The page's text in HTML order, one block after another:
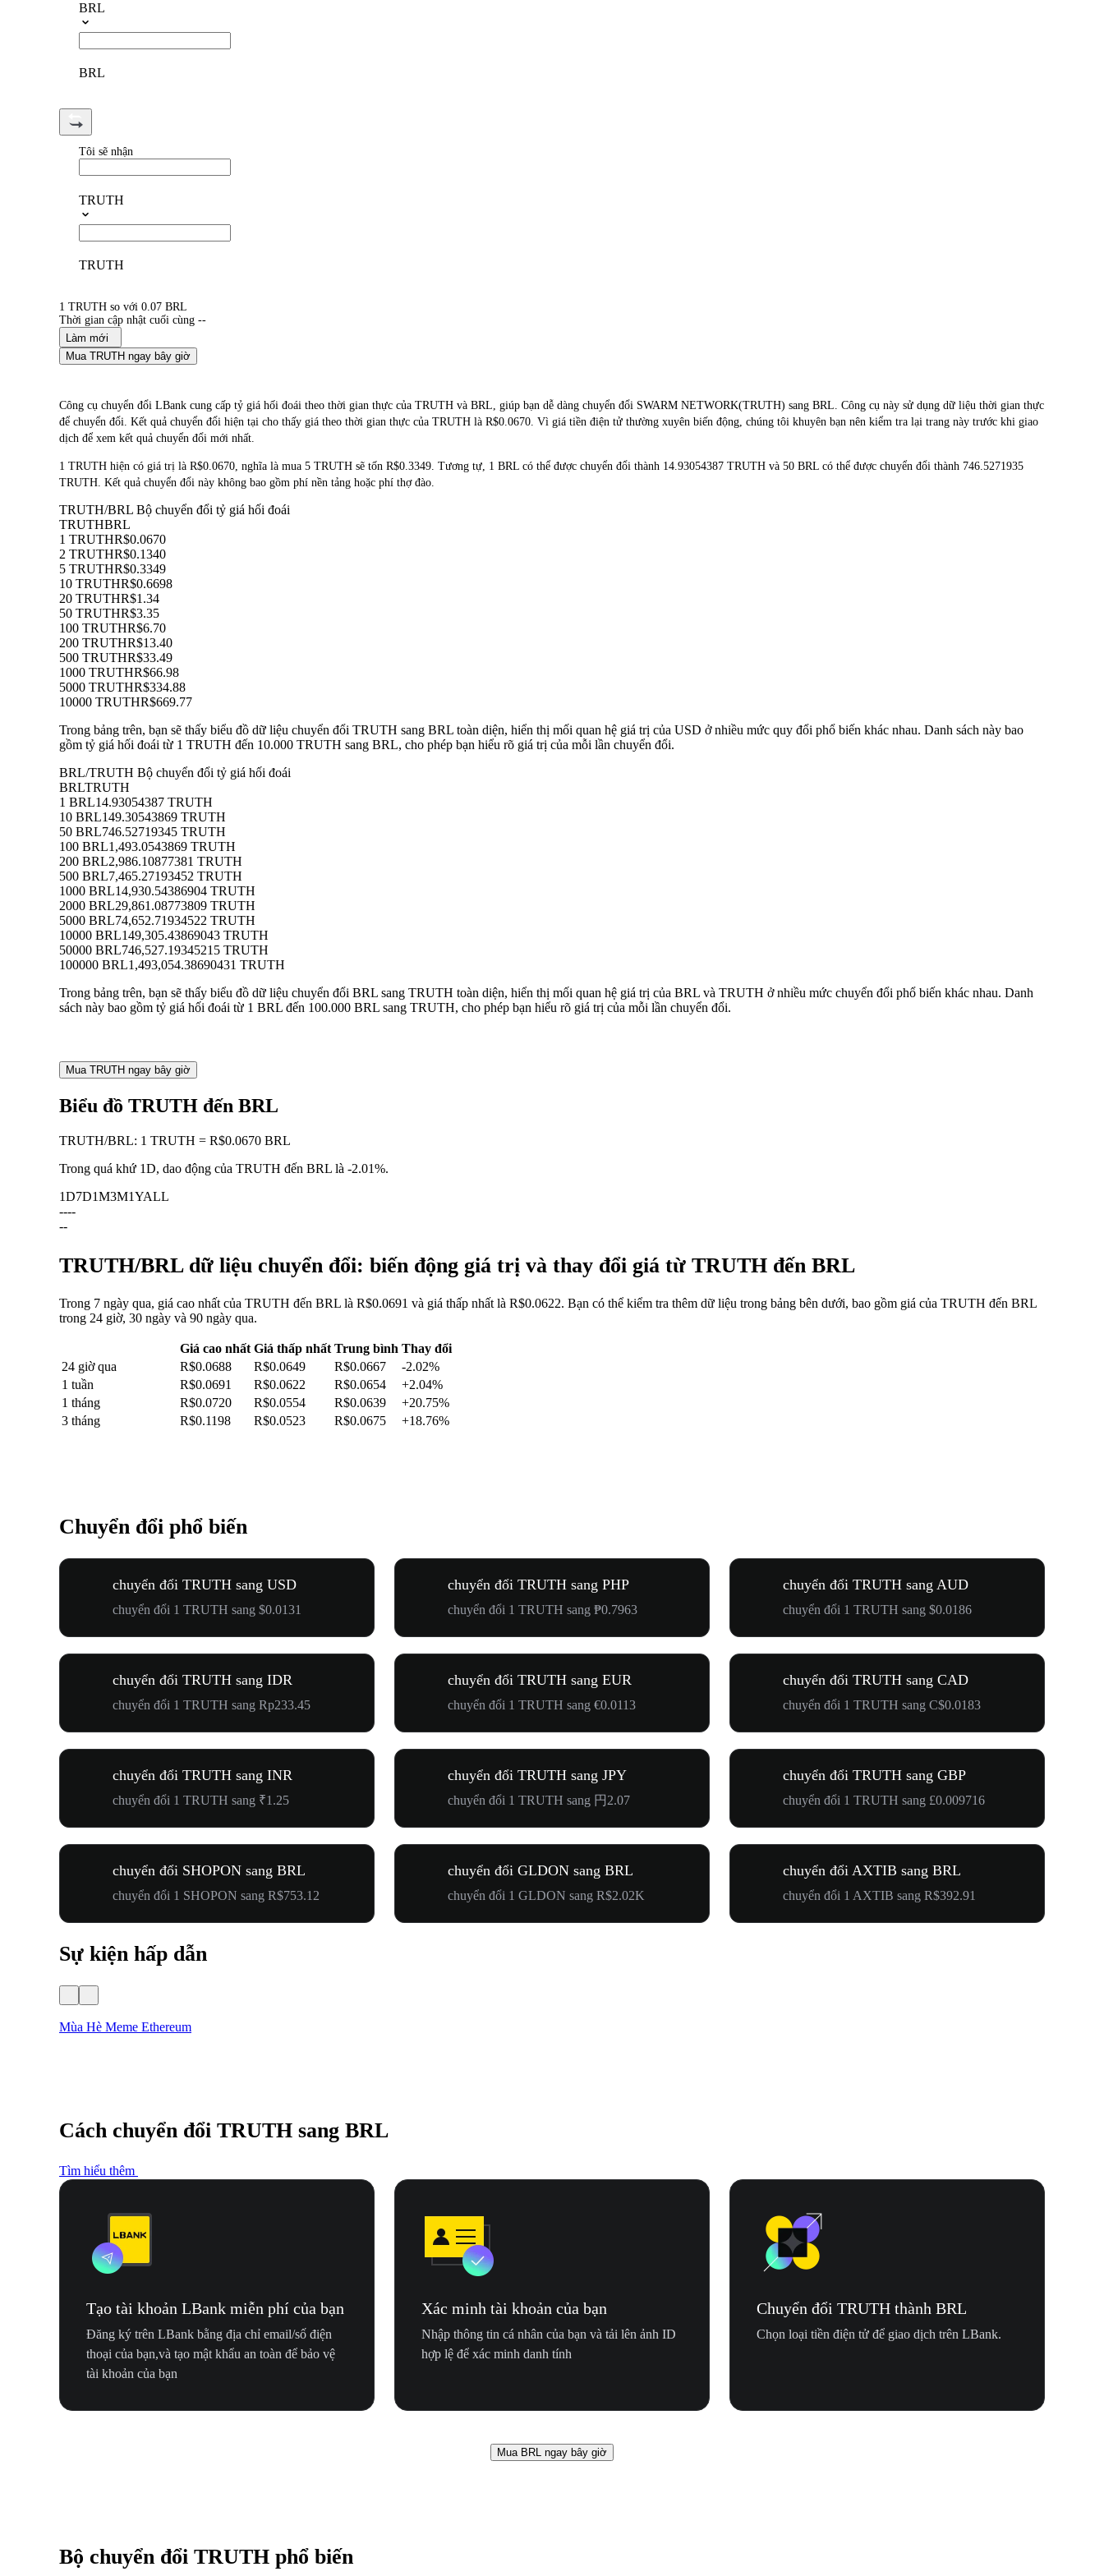
BRL
BRL
Tôi sẽ nhận
TRUTH
TRUTH
1 TRUTH so với 0.07 BRL
Thời gian cập nhật cuối cùng --
Làm mới
Mua TRUTH ngay bây giờ
Công cụ chuyển đổi LBank cung cấp tỷ giá hối đoái theo thời gian thực của TRUTH và BRL, giúp bạn dễ dàng chuyển đổi SWARM NETWORK(TRUTH) sang BRL. Công cụ này sử dụng dữ liệu thời gian thực
để chuyển đổi. Kết quả chuyển đổi hiện tại cho thấy giá theo thời gian thực của TRUTH là R$0.0670. Vì giá tiền điện tử thường xuyên biến động, chúng tôi khuyên bạn nên kiểm tra lại trang này trước khi giao
dịch để xem kết quả chuyển đổi mới nhất.
1 TRUTH hiện có giá trị là R$0.0670, nghĩa là mua 5 TRUTH sẽ tốn R$0.3349. Tương tự, 1 BRL có thể được chuyển đổi thành 14.93054387 TRUTH và 50 BRL có thể được chuyển đổi thành 746.5271935
TRUTH. Kết quả chuyển đổi này không bao gồm phí nền tảng hoặc phí thợ đào.
TRUTH/BRL Bộ chuyển đổi tỷ giá hối đoái
TRUTHBRL
1 TRUTHR$0.0670
2 TRUTHR$0.1340
5 TRUTHR$0.3349
10 TRUTHR$0.6698
20 TRUTHR$1.34
50 TRUTHR$3.35
100 TRUTHR$6.70
200 TRUTHR$13.40
500 TRUTHR$33.49
1000 TRUTHR$66.98
5000 TRUTHR$334.88
10000 TRUTHR$669.77
Trong bảng trên, bạn sẽ thấy biểu đồ dữ liệu chuyển đổi TRUTH sang BRL toàn diện, hiển thị mối quan hệ giá trị của USD ở nhiều mức quy đổi phổ biến khác nhau. Danh sách này bao
gồm tỷ giá hối đoái từ 1 TRUTH đến 10.000 TRUTH sang BRL, cho phép bạn hiểu rõ giá trị của mỗi lần chuyển đổi.
BRL/TRUTH Bộ chuyển đổi tỷ giá hối đoái
BRLTRUTH
1 BRL14.93054387 TRUTH
10 BRL149.30543869 TRUTH
50 BRL746.52719345 TRUTH
100 BRL1,493.0543869 TRUTH
200 BRL2,986.10877381 TRUTH
500 BRL7,465.27193452 TRUTH
1000 BRL14,930.54386904 TRUTH
2000 BRL29,861.08773809 TRUTH
5000 BRL74,652.71934522 TRUTH
10000 BRL149,305.43869043 TRUTH
50000 BRL746,527.19345215 TRUTH
100000 BRL1,493,054.38690431 TRUTH
Trong bảng trên, bạn sẽ thấy biểu đồ dữ liệu chuyển đổi BRL sang TRUTH toàn diện, hiển thị mối quan hệ giá trị của BRL và TRUTH ở nhiều mức chuyển đổi phổ biến khác nhau. Danh
sách này bao gồm tỷ giá hối đoái từ 1 BRL đến 100.000 BRL sang TRUTH, cho phép bạn hiểu rõ giá trị của mỗi lần chuyển đổi.
Mua TRUTH ngay bây giờ
Biểu đồ TRUTH đến BRL
TRUTH/BRL: 1 TRUTH = R$0.0670 BRL
Trong quá khứ 1D, dao động của TRUTH đến BRL là -2.01%.
1D7D1M3M1YALL
----
--
TRUTH/BRL dữ liệu chuyển đổi: biến động giá trị và thay đổi giá từ TRUTH đến BRL
Trong 7 ngày qua, giá cao nhất của TRUTH đến BRL là R$0.0691 và giá thấp nhất là R$0.0622. Bạn có thể kiểm tra thêm dữ liệu trong bảng bên dưới, bao gồm giá của TRUTH đến BRL
trong 24 giờ, 30 ngày và 90 ngày qua.
Giá cao nhất Giá thấp nhất Trung bình Thay đổi
24 giờ qua
R$0.0688 R$0.0649 R$0.0667
-2.02%
1 tuần
R$0.0691 R$0.0622 R$0.0654
+2.04%
1 tháng
R$0.0720 R$0.0554 R$0.0639
+20.75%
3 tháng
R$0.1198 R$0.0523 R$0.0675 +18.76%
Chuyển đổi phổ biến
chuyển đổi TRUTH sang USD
chuyển đổi 1 TRUTH sang $0.0131
chuyển đổi TRUTH sang PHP
chuyển đổi 1 TRUTH sang ₱0.7963
chuyển đổi TRUTH sang AUD
chuyển đổi 1 TRUTH sang $0.0186
chuyển đổi TRUTH sang IDR
chuyển đổi 1 TRUTH sang Rp233.45
chuyển đổi TRUTH sang EUR
chuyển đổi 1 TRUTH sang €0.0113
chuyển đổi TRUTH sang CAD
chuyển đổi 1 TRUTH sang C$0.0183
chuyển đổi TRUTH sang INR
chuyển đổi 1 TRUTH sang ₹1.25
chuyển đổi TRUTH sang JPY
chuyển đổi 1 TRUTH sang 円2.07
chuyển đổi TRUTH sang GBP
chuyển đổi 1 TRUTH sang £0.009716
chuyển đổi SHOPON sang BRL
chuyển đổi 1 SHOPON sang R$753.12
chuyển đổi GLDON sang BRL
chuyển đổi 1 GLDON sang R$2.02K
chuyển đổi AXTIB sang BRL
chuyển đổi 1 AXTIB sang R$392.91
Sự kiện hấp dẫn
Mùa Hè Meme Ethereum
Cách chuyển đổi TRUTH sang BRL
Tìm hiểu thêm
Tạo tài khoản LBank miễn phí của bạn
Đăng ký trên LBank bằng địa chỉ email/số điện
thoại của bạn,và tạo mật khẩu an toàn để bảo vệ
tài khoản của bạn
Xác minh tài khoản của bạn
Nhập thông tin cá nhân của bạn và tải lên ảnh ID
hợp lệ để xác minh danh tính
Chuyển đổi TRUTH thành BRL
Chọn loại tiền điện tử để giao dịch trên LBank.
Mua BRL ngay bây giờ
Bộ chuyển đổi TRUTH phổ biến